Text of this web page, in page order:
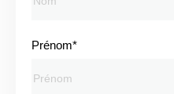
Prénom*